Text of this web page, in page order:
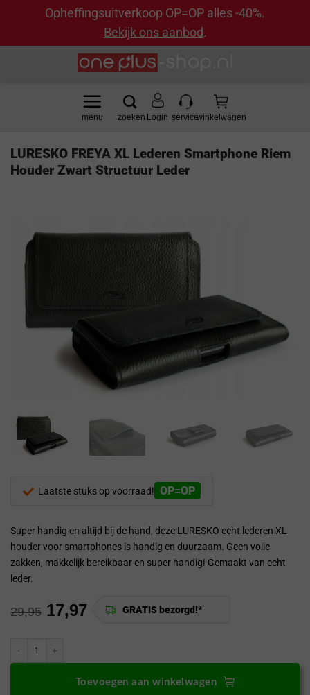
Opheffingsuitverkoop OP=OP alles -40%.
Bekijk ons aanbod.
Login
LURESKO FREYA XL Lederen Smartphone Riem
Houder Zwart Structuur Leder
Laatste stuks op voorraad! OP=OP
Super handig en altijd bij de hand, deze LURESKO echt lederen XL
houder voor smartphones is handig en duurzaam. Geen volle
zakken, makkelijk bereikbaar en super handig! Gemaakt van echt
leder.
GRATIS bezorgd!*
29,95 17,97
Toevoegen aan winkelwagen